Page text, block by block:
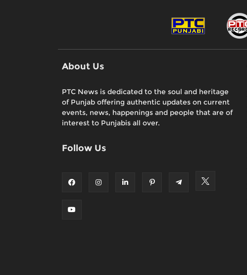
About Us
PTC News is dedicated to the soul and heritage
of Punjab offering authentic updates on current
events, news, happenings and people that are of
interest to Punjabis all over.
Follow Us